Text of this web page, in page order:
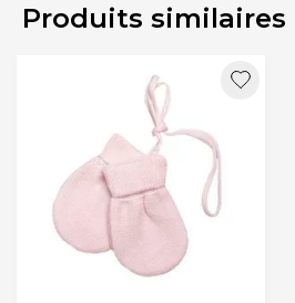
Produits similaires